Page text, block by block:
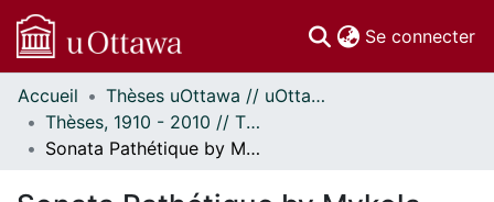
Se connecter
Communautés
et collections
Parcourir
Accueil
Thèses uOttawa // uOttawa Theses
Thèses, 1910 - 2010 // Theses, 1910 - 2010
Sonata Pathétique by Mykola Kulish and The days of the Turbins by Mikhail Bulgakov : a literary dialogue.